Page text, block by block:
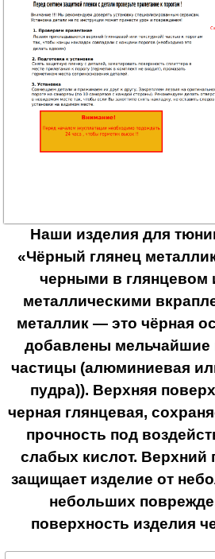
Наши изделия для
«Чёрный глянец
черными в глянцевом
металлическими
металлик — это чёрная
добавлены мельчайшие
частицы (алюминиевая
пудра)). Верхняя
черная глянцевая,
прочность под
слабых кислот. Верхний
защищает изделие от
небольших
поверхность изделия